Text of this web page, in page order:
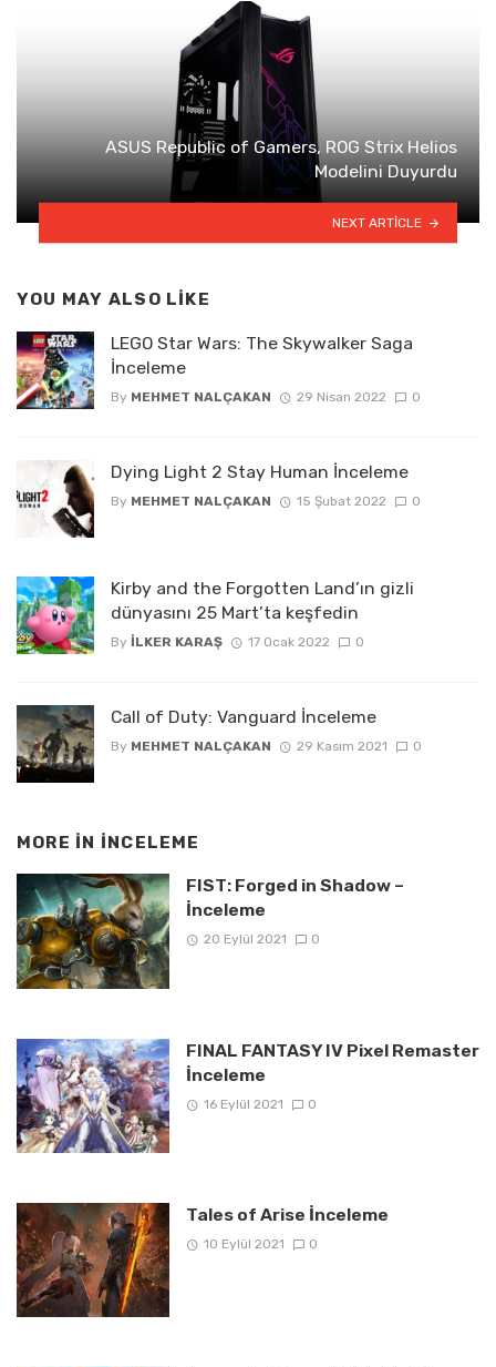
ASUS Republic of Gamers, ROG Strix Helios
Modelini Duyurdu
NEXT ARTICLE
YOU MAY ALSO LIKE
LEGO Star Wars: The Skywalker Saga
İnceleme
By MEHMET NALÇAKAN 29 Nisan 2022 0
Dying Light 2 Stay Human İnceleme
By MEHMET NALÇAKAN 15 Şubat 2022 0
Kirby and the Forgotten Land’ın gizli
dünyasını 25 Mart’ta keşfedin
By İLKER KARAŞ 17 Ocak 2022 0
Call of Duty: Vanguard İnceleme
By MEHMET NALÇAKAN 29 Kasım 2021 0
MORE IN İNCELEME
FIST: Forged in Shadow –
İnceleme
20 Eylül 2021 0
FINAL FANTASY IV Pixel Remaster
İnceleme
16 Eylül 2021 0
Tales of Arise İnceleme
10 Eylül 2021 0